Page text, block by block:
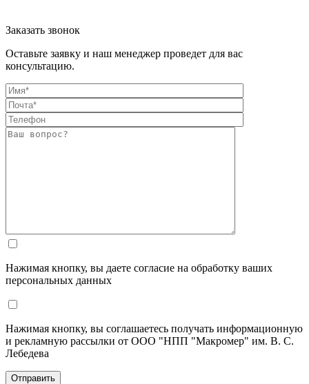
Заказать звонок
Оставьте заявку и наш менеджер проведет для вас
консультацию.
Нажимая кнопку, вы даете согласие на обработку ваших
персональных данных
Нажимая кнопку, вы соглашаетесь получать информационную
и рекламную рассылки от ООО "НПП "Макромер" им. В. С.
Лебедева